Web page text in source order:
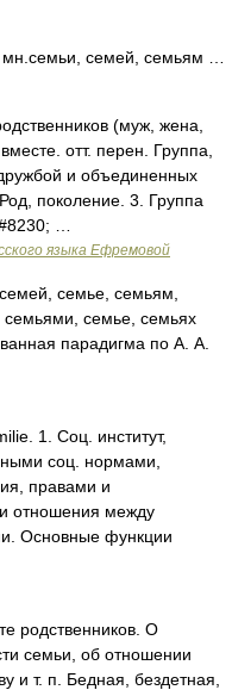
семей, семьям …
(муж, жена,
отт. перен. Группа,
и объединенных
поколение. 3. Группа
…
языка Ефремовой
семье, семьям,
семье, семьях
парадигма по А. А.
1. Соц. институт,
соц. нормами,
правами и
отношения между
Основные функции
родственников. О
семьи, об отношении
и т. п. Бедная, бездетная,